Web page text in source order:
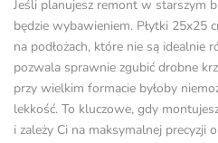
Jeśli planujesz remont w starszym
będzie wybawieniem. Płytki 25x25
na podłożach, które nie są idealnie
pozwala sprawnie zgubić drobne
przy wielkim formacie byłoby
lekkość. To kluczowe, gdy
i zależy Ci na maksymalnej precyzji